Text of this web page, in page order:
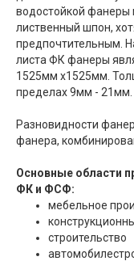
водостойкой фанеры
лиственный шпон,
предпочтительным.
листа ФК фанеры
1525мм х1525мм.
пределах 9мм - 21мм.
Разновидности
фанера,
Основные области
ФК и ФСФ:
мебельное
строительство